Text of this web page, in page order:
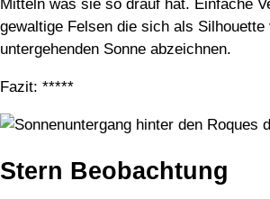
Mitteln was sie so drauf hat. Einfache
gewaltige Felsen die sich als Silhouette
untergehenden Sonne abzeichnen.
Fazit: *****
Stern Beobachtung